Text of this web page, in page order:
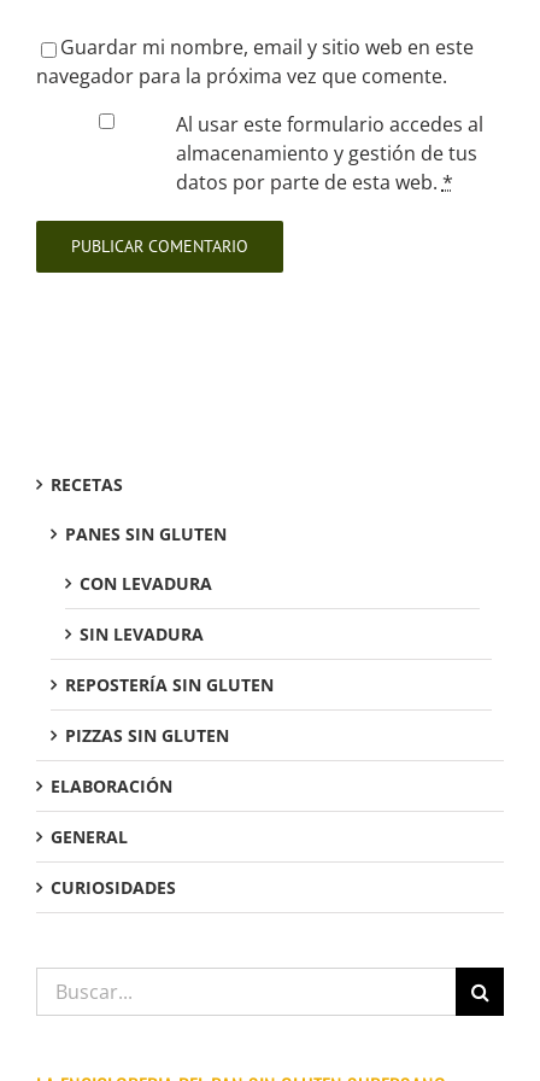
Guardar mi nombre, email y sitio web en este
navegador para la próxima vez que comente.
Al usar este formulario accedes al
almacenamiento y gestión de tus
datos por parte de esta web. *
RECETAS
PANES SIN GLUTEN
CON LEVADURA
SIN LEVADURA
REPOSTERÍA SIN GLUTEN
PIZZAS SIN GLUTEN
ELABORACIÓN
GENERAL
CURIOSIDADES
Buscar: